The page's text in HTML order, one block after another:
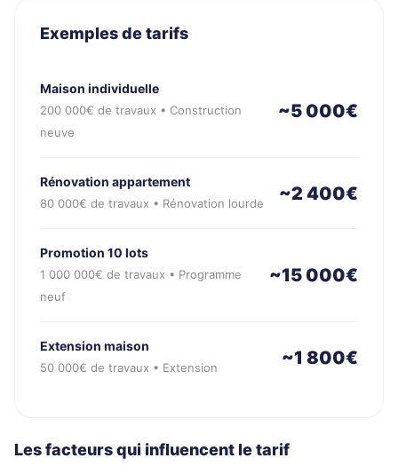
Exemples de tarifs
Maison individuelle
200 000€ de travaux • Construction
neuve
~5 000€
Rénovation appartement
80 000€ de travaux • Rénovation lourde ~2 400€
Promotion 10 lots
1 000 000€ de travaux • Programme
neuf
~15 000€
Extension maison
50 000€ de travaux • Extension ~1 800€
Les facteurs qui influencent le tarif